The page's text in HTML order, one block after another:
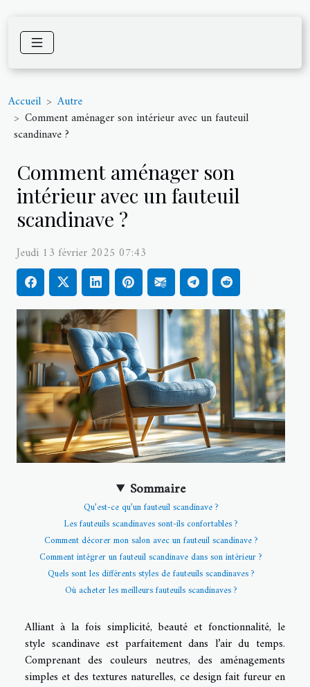
Accueil
Autre
Comment aménager son intérieur avec un fauteuil
scandinave ?
Comment aménager son
intérieur avec un fauteuil
scandinave ?
Jeudi 13 février 2025 07:43
Sommaire
Qu’est-ce qu’un fauteuil scandinave ?
Les fauteuils scandinaves sont-ils confortables ?
Comment décorer mon salon avec un fauteuil scandinave ?
Comment intégrer un fauteuil scandinave dans son intérieur ?
Quels sont les différents styles de fauteuils scandinaves ?
Où acheter les meilleurs fauteuils scandinaves ?
Alliant à la fois simplicité, beauté et fonctionnalité, le
style scandinave est parfaitement dans l’air du temps.
Comprenant des couleurs neutres, des aménagements
simples et des textures naturelles, ce design fait fureur en